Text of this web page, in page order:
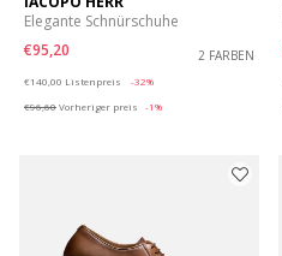
Elegante Schnürschuhe
€95,20
2 FARBEN
€140,00 Listenpreis
-32%
€96,60Vorheriger preis -1%